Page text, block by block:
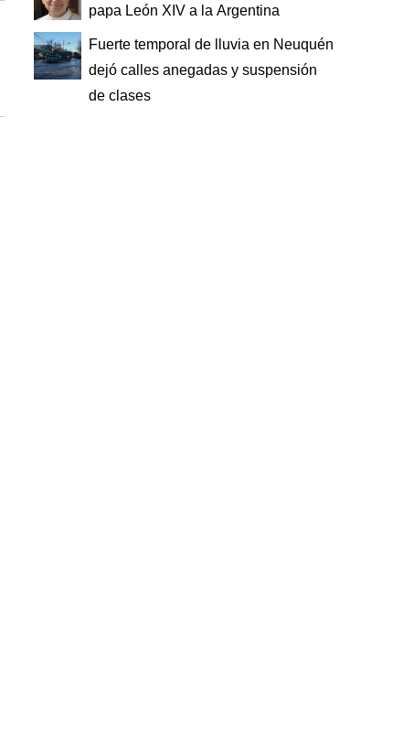
papa León XIV a la Argentina
Fuerte temporal de lluvia en Neuquén
dejó calles anegadas y suspensión
de clases